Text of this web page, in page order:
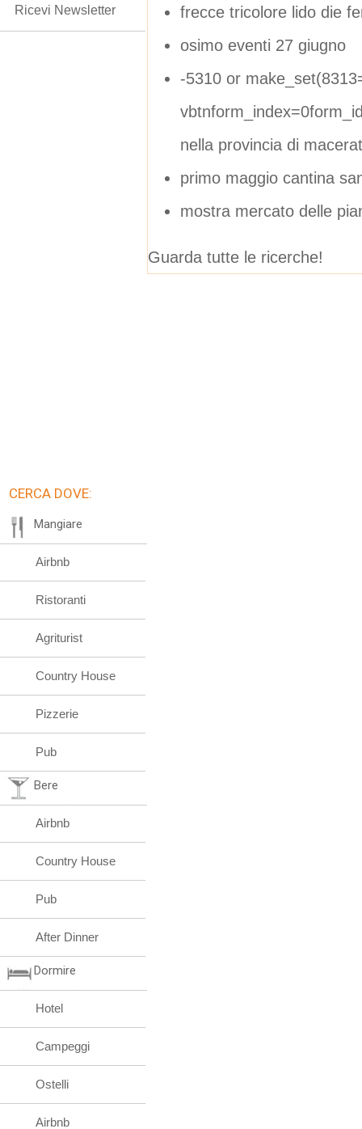
frecce tricolore lido die
osimo eventi 27 giugno
-5310 or
nella provincia di
primo maggio cantina
mostra mercato delle
Guarda tutte le ricerche!
Ricevi Newsletter
CERCA DOVE:
Mangiare
Airbnb
Ristoranti
Agriturist
Country House
Pizzerie
Pub
Bere
Airbnb
Country House
Pub
After Dinner
Dormire
Hotel
Campeggi
Ostelli
Airbnb